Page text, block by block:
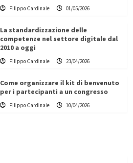
Filippo Cardinale 01/05/2026
La standardizzazione delle
competenze nel settore digitale dal
2010 a oggi
Filippo Cardinale 23/04/2026
Come organizzare il kit di benvenuto
per i partecipanti a un congresso
Filippo Cardinale 10/04/2026